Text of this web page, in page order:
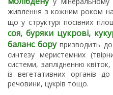
живлення з кожним роком
що у структурі посівних
соя, буряки цукрові,
баланс борупризводить до
синтезу меристемних
системи, заплідненню
із вегетативних органів
речовини, цукрів тощо.